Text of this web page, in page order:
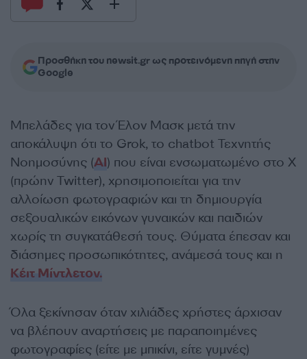
Προσθήκη του newsit.gr ως προτεινόμενη πηγή στην
Google
Μπελάδες για τον Έλον Μασκ μετά την
αποκάλυψη ότι το Grok, το chatbot Τεχνητής
Νοημοσύνης (AI) που είναι ενσωματωμένο στο X
(πρώην Twitter), χρησιμοποιείται για την
αλλοίωση φωτογραφιών και τη δημιουργία
σεξουαλικών εικόνων γυναικών και παιδιών
χωρίς τη συγκατάθεσή τους. Θύματα έπεσαν και
διάσημες προσωπικότητες, ανάμεσά τους και η
Κέιτ Μίντλετον.
Όλα ξεκίνησαν όταν χιλιάδες χρήστες άρχισαν
να βλέπουν αναρτήσεις με παραποιημένες
φωτογραφίες (είτε με μπικίνι, είτε γυμνές)